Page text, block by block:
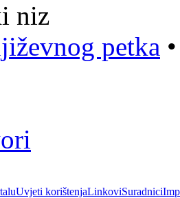
niz
petka
Uvjeti korištenjaLinkoviSuradnici